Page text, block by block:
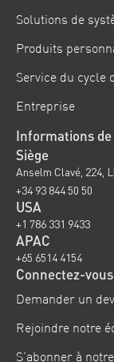
Solutions de
Produits
Service du cycle
Entreprise
Informations
Siège
Anselm Clavé, 224,
+34 93 844 50 50
USA
+1 786 331 9433
APAC
+65 6514 4154
Connectez-
Demander un
Rejoindre notre
S’abonner à